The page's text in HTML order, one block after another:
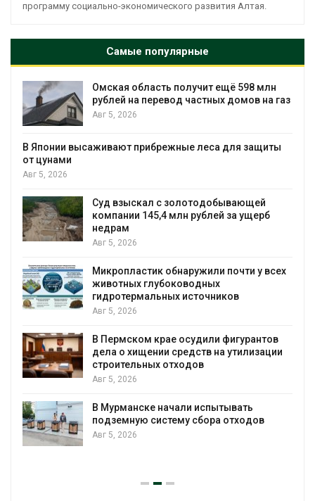
программу социально-экономического развития Алтая.
Самые популярные
Омская область получит ещё 598 млн
рублей на перевод частных домов на газ
Авг 5, 2026
В Японии высаживают прибрежные леса для защиты
от цунами
Авг 5, 2026
Суд взыскал с золотодобывающей
компании 145,4 млн рублей за ущерб
недрам
Авг 5, 2026
Микропластик обнаружили почти у всех
животных глубоководных
гидротермальных источников
Авг 5, 2026
В Пермском крае осудили фигурантов
дела о хищении средств на утилизации
строительных отходов
Авг 5, 2026
В Мурманске начали испытывать
подземную систему сбора отходов
Авг 5, 2026